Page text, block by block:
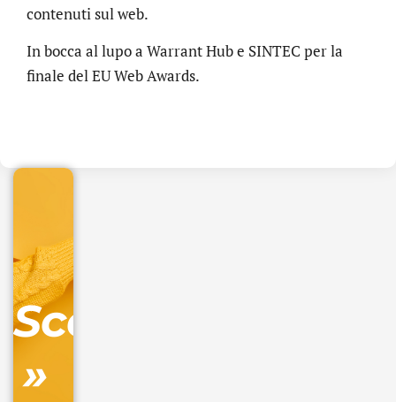
contenuti sul web.
In bocca al lupo a Warrant Hub e SINTEC per la
finale del EU Web Awards.
Scopri
»